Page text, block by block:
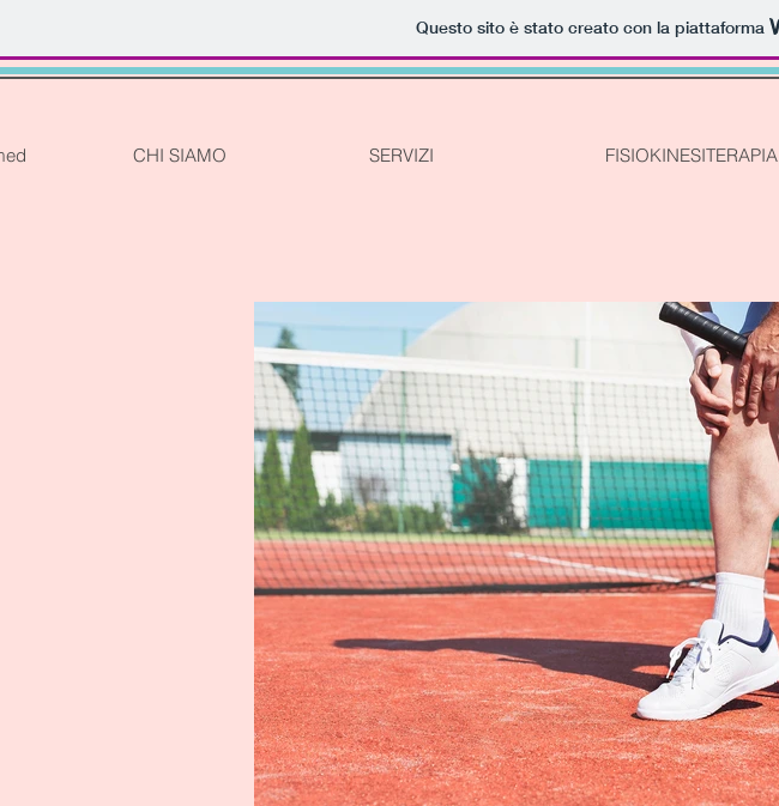
Questo sito è stato creato con la piattaforma
CHI SIAMO SERVIZI FISIOKINESITERAPIA